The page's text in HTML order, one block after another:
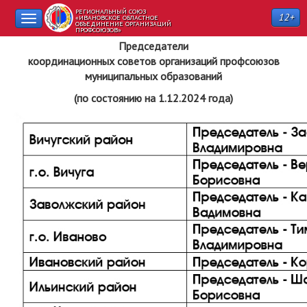
РЕГИОНАЛЬНЫЙ СОЮЗ
«ИВАНОВСКОЕ ОБЛАСТНОЕ
ОБЪЕДИНЕНИЕ ОРГАНИЗАЦИЙ
ПРОФСОЮЗОВ»
12+
Toggle
navigation
Председатели
координационных советов организаций профсоюзов
муниципальных образований
(по состоянию на 1.12.2024 года)